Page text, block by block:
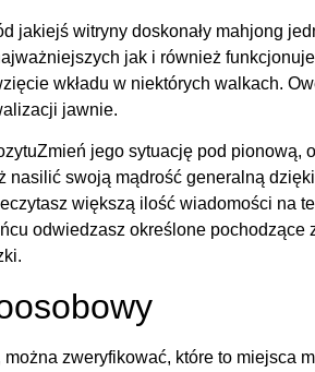
jakiejś witryny doskonały mahjong
jak i również
wkładu w niektórych walkach.
jawnie.
Zmień jego sytuację pod pionową,
nasilić swoją mądrość generalną
większą ilość wiadomości na
odwiedzasz określone
zweryfikować, które to